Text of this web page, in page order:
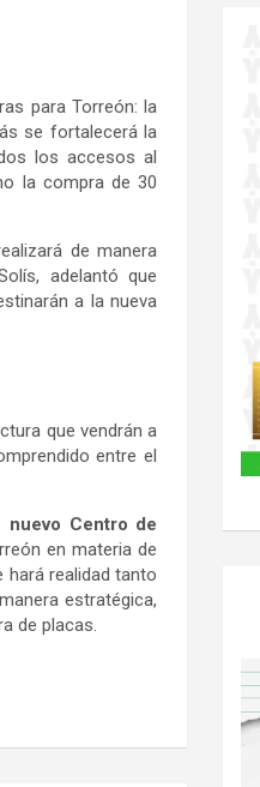
para Torreón: la
se fortalecerá la
los accesos al
la compra de 30
de manera
adelantó que
a la nueva
que vendrán a
entre el
Centro de
en materia de
hará realidad tanto
estratégica,
de placas.